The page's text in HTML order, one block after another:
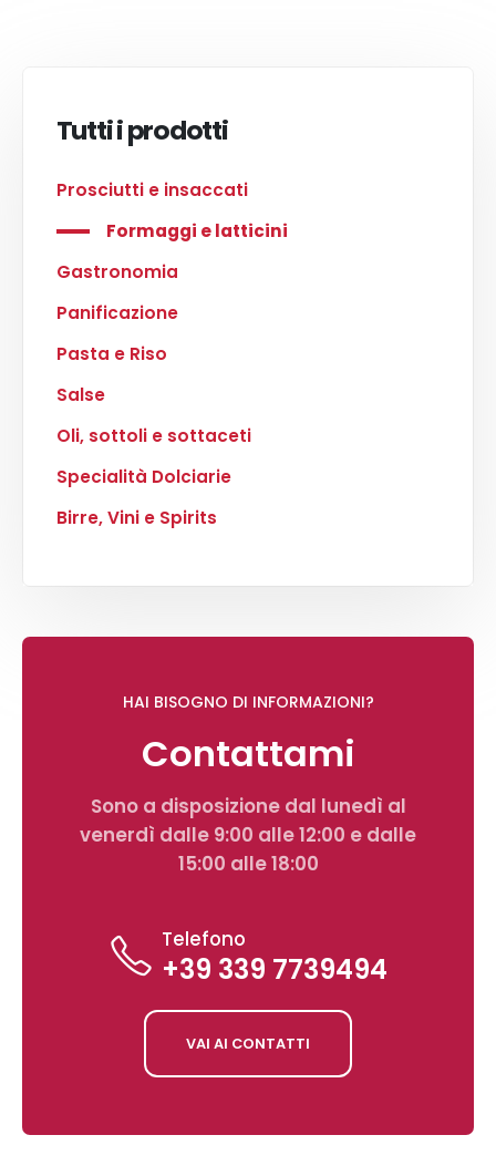
Tutti i prodotti
Prosciutti e insaccati
Formaggi e latticini
Gastronomia
Panificazione
Pasta e Riso
Salse
Oli, sottoli e sottaceti
Specialità Dolciarie
Birre, Vini e Spirits
HAI BISOGNO DI INFORMAZIONI?
Contattami
Sono a disposizione dal lunedì al
venerdì dalle 9:00 alle 12:00 e dalle
15:00 alle 18:00
Telefono
+39 339 7739494
VAI AI CONTATTI